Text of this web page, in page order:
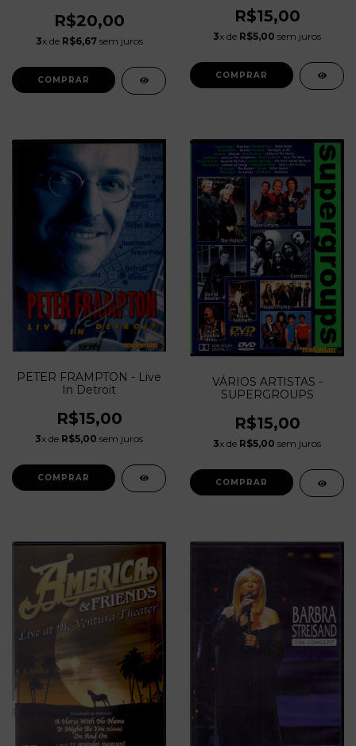
R$20,00
3x de R$6,67sem juros
R$15,00
3x de R$5,00 sem juros
PETER FRAMPTON - Live
In Detroit
R$15,00
3x de R$5,00 sem juros
VÁRIOS ARTISTAS -
SUPERGROUPS
R$15,00
3x de R$5,00 sem juros